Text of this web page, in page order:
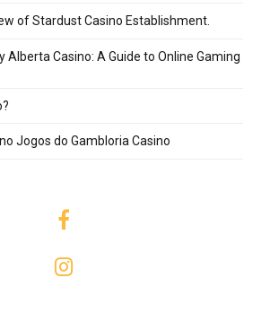
of Stardust Casino Establishment.
Alberta Casino: A Guide to Online Gaming
Jogos do Gambloria Casino